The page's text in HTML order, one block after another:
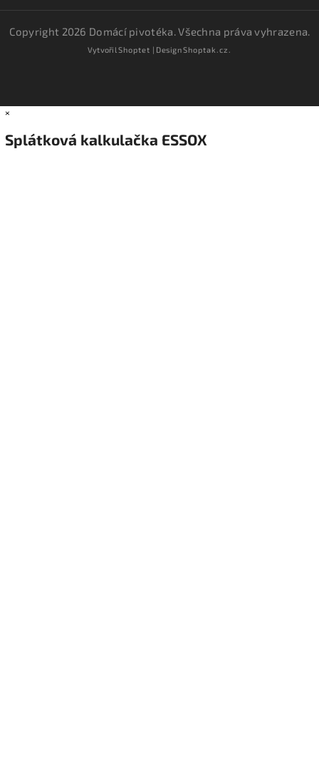
Copyright 2026 Domácí pivotéka . Všechna práva vyhrazena.
VytvořilShoptet | DesignShoptak.cz.
×
Splátková kalkulačka ESSOX